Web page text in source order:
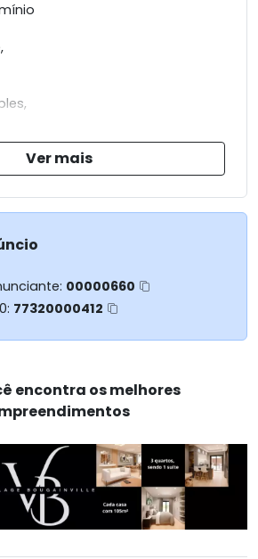
coberta.
Ver mais
00000660
77320000412
encontra os melhores